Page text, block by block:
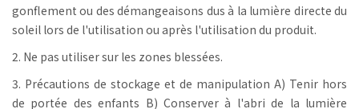
gonflement ou des démangeaisons dus à la lumière directe du
soleil lors de l'utilisation ou après l'utilisation du produit.
2. Ne pas utiliser sur les zones blessées.
3. Précautions de stockage et de manipulation A) Tenir hors
de portée des enfants B) Conserver à l'abri de la lumière